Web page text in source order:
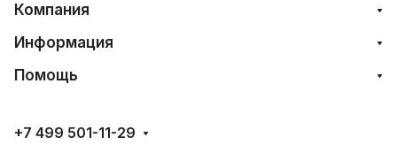
Компания
Информация
Помощь
+7 499 501-11-29